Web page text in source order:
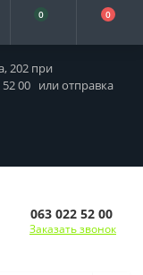
202 при
52 00 или отправка
0 0
063 022 52 00
Заказать звонок